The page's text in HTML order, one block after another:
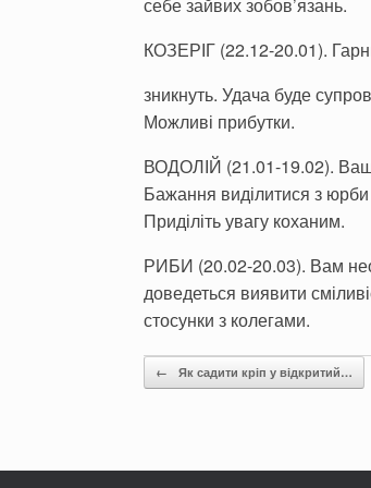
КОЗЕРІГ (22.12-20.01).
зникнуть. Удача буде
Можливі прибутки.
ВОДОЛІЙ (21.01-19.02). Ваша
Бажання виділитися з
Приділіть увагу коханим.
РИБИ (20.02-20.03). Вам
доведеться виявити
стосунки з колегами.
Post navigation
← Як садити кріп у відкритий…